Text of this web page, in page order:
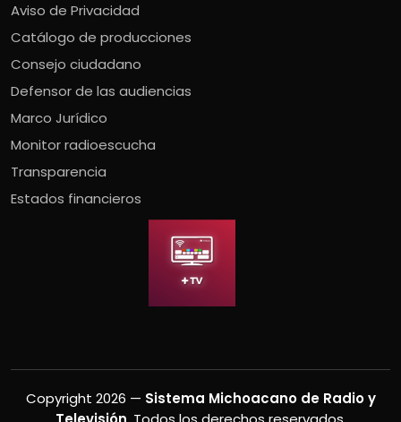
Aviso de Privacidad
Catálogo de producciones
Consejo ciudadano
Defensor de las audiencias
Marco Jurídico
Monitor radioescucha
Transparencia
Estados financieros
Copyright 2026 — Sistema Michoacano de Radio y